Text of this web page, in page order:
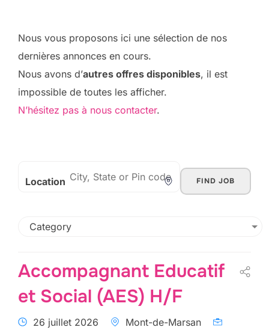
Nous vous proposons ici une sélection de nos
dernières annonces en cours.
Nous avons d’autres offres disponibles, il est
impossible de toutes les afficher.
N’hésitez pas à nous contacter.
Location FIND JOB
Accompagnant Educatif
et Social (AES) H/F
26 juillet 2026
Mont-de-Marsan